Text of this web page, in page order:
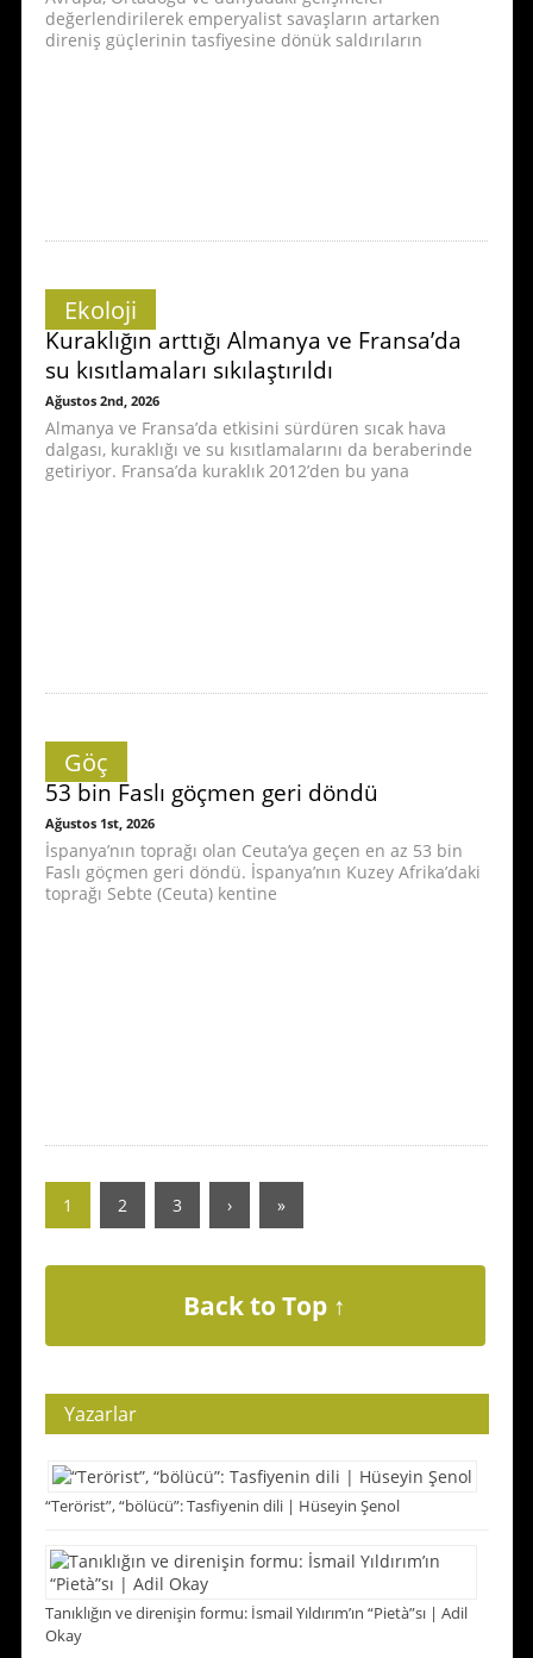
değerlendirilerek emperyalist savaşların artarken
direniş güçlerinin tasfiyesine dönük saldırıların
Ekoloji
Kuraklığın arttığı Almanya ve Fransa’da
su kısıtlamaları sıkılaştırıldı
Ağustos 2nd, 2026
Almanya ve Fransa’da etkisini sürdüren sıcak hava
dalgası, kuraklığı ve su kısıtlamalarını da beraberinde
getiriyor. Fransa’da kuraklık 2012’den bu yana
Göç
53 bin Faslı göçmen geri döndü
Ağustos 1st, 2026
İspanya’nın toprağı olan Ceuta’ya geçen en az 53 bin
Faslı göçmen geri döndü. İspanya’nın Kuzey Afrika’daki
toprağı Sebte (Ceuta) kentine
1 2 3 › »
Back to Top ↑
Yazarlar
“Terörist”, “bölücü”: Tasfiyenin dili | Hüseyin Şenol
Tanıklığın ve direnişin formu: İsmail Yıldırım’ın “Pietà”sı | Adil
Okay